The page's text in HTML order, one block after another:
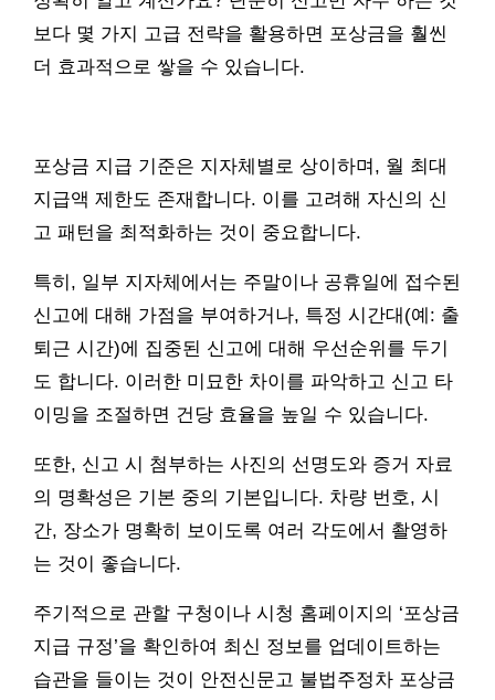
보다 몇 가지 고급 전략을 활용하면 포상금을 훨씬
더 효과적으로 쌓을 수 있습니다.
포상금 지급 기준은 지자체별로 상이하며, 월 최대
지급액 제한도 존재합니다. 이를 고려해 자신의 신
고 패턴을 최적화하는 것이 중요합니다.
특히, 일부 지자체에서는 주말이나 공휴일에 접수된
신고에 대해 가점을 부여하거나, 특정 시간대(예: 출
퇴근 시간)에 집중된 신고에 대해 우선순위를 두기
도 합니다. 이러한 미묘한 차이를 파악하고 신고 타
이밍을 조절하면 건당 효율을 높일 수 있습니다.
또한, 신고 시 첨부하는 사진의 선명도와 증거 자료
의 명확성은 기본 중의 기본입니다. 차량 번호, 시
간, 장소가 명확히 보이도록 여러 각도에서 촬영하
는 것이 좋습니다.
주기적으로 관할 구청이나 시청 홈페이지의 ‘포상금
지급 규정’을 확인하여 최신 정보를 업데이트하는
습관을 들이는 것이 안전신문고 불법주정차 포상금